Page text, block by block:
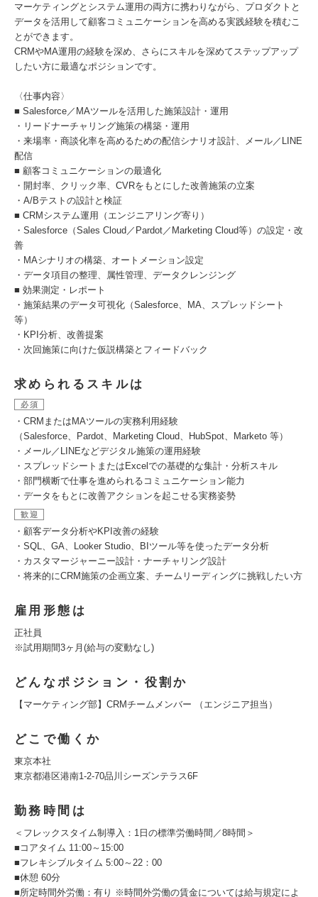
マーケティングとシステム運用の両方に携わりながら、プロダクトと
データを活用して顧客コミュニケーションを高める実践経験を積むこ
とができます。
CRMやMA運用の経験を深め、さらにスキルを深めてステップアップ
したい方に最適なポジションです。
〈仕事内容〉
■ Salesforce／MAツールを活用した施策設計・運用
・リードナーチャリング施策の構築・運用
・来場率・商談化率を高めるための配信シナリオ設計、メール／LINE
配信
■ 顧客コミュニケーションの最適化
・開封率、クリック率、CVRをもとにした改善施策の立案
・A/Bテストの設計と検証
■ CRMシステム運用（エンジニアリング寄り）
・Salesforce（Sales Cloud／Pardot／Marketing Cloud等）の設定・改
善
・MAシナリオの構築、オートメーション設定
・データ項目の整理、属性管理、データクレンジング
■ 効果測定・レポート
・施策結果のデータ可視化（Salesforce、MA、スプレッドシート
等）
・KPI分析、改善提案
・次回施策に向けた仮説構築とフィードバック
求められるスキルは
必須
・CRMまたはMAツールの実務利用経験
（Salesforce、Pardot、Marketing Cloud、HubSpot、Marketo 等）
・メール／LINEなどデジタル施策の運用経験
・スプレッドシートまたはExcelでの基礎的な集計・分析スキル
・部門横断で仕事を進められるコミュニケーション能力
・データをもとに改善アクションを起こせる実務姿勢
歓迎
・顧客データ分析やKPI改善の経験
・SQL、GA、Looker Studio、BIツール等を使ったデータ分析
・カスタマージャーニー設計・ナーチャリング設計
・将来的にCRM施策の企画立案、チームリーディングに挑戦したい方
雇用形態は
正社員
※試用期間3ヶ月(給与の変動なし)
どんなポジション・役割か
【マーケティング部】CRMチームメンバー （エンジニア担当）
どこで働くか
東京本社
東京都港区港南1-2-70品川シーズンテラス6F
勤務時間は
＜フレックスタイム制導入：1日の標準労働時間／8時間＞
■コアタイム 11:00～15:00
■フレキシブルタイム 5:00～22：00
■休憩 60分
■所定時間外労働：有り ※時間外労働の賃金については給与規定によ